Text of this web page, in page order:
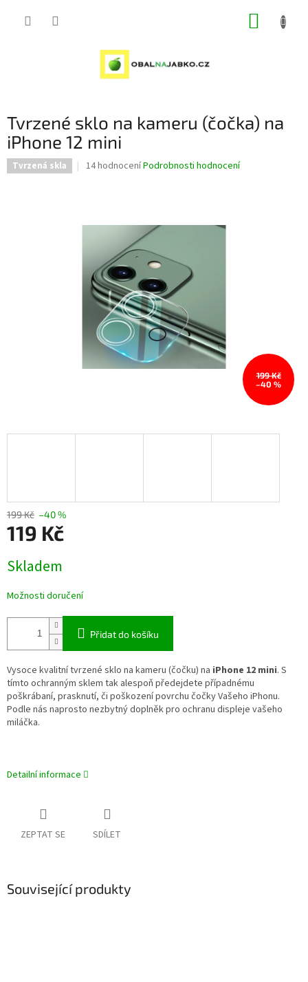
Tvrzené sklo na kameru (čočka) na
iPhone 12 mini
Tvrzená skla
Průměrné
hvězdiček.
14 hodnoceníPodrobnosti hodnocení
199 Kč
–40 %
199 Kč –40 %
119 Kč
cena:
Skladem
Možnosti doručení
Přidat do košíku
Vysoce kvalitní tvrzené sklo na kameru (čočku) na iPhone 12 mini. S
tímto ochranným sklem tak alespoň předejdete případnému
poškrábaní, prasknutí, či poškození povrchu čočky Vašeho iPhonu.
Podle nás naprosto nezbytný doplněk pro ochranu displeje vašeho
miláčka.
Detailní informace
ZEPTAT SE SDÍLET
Související produkty